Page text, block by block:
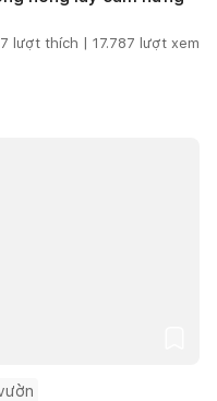
7 lượt thích | 17.787 lượt xem